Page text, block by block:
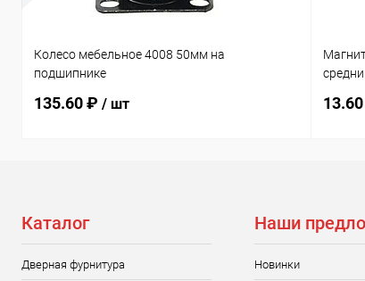
Колесо мебельное 4008 50мм на
подшипнике
135.60 ₽ / шт
Каталог
Дверная фурнитура
Наши
Новинки